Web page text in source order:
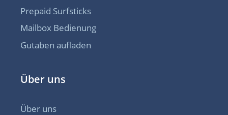
Prepaid Surfsticks
Mailbox Bedienung
Gutaben aufladen
Über uns
Über uns